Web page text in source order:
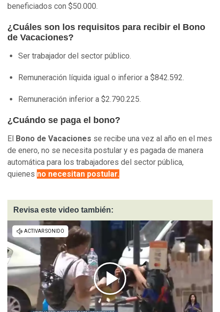
beneficiados con $50.000.
¿Cuáles son los requisitos para recibir el Bono
de Vacaciones?
Ser trabajador del sector público.
Remuneración líquida igual o inferior a $842.592.
Remuneración inferior a $2.790.225.
¿Cuándo se paga el bono?
El Bono de Vacaciones se recibe una vez al año en el mes
de enero, no se necesita postular y es pagada de manera
automática para los trabajadores del sector pública,
quienes no necesitan postular.
Revisa este video también: